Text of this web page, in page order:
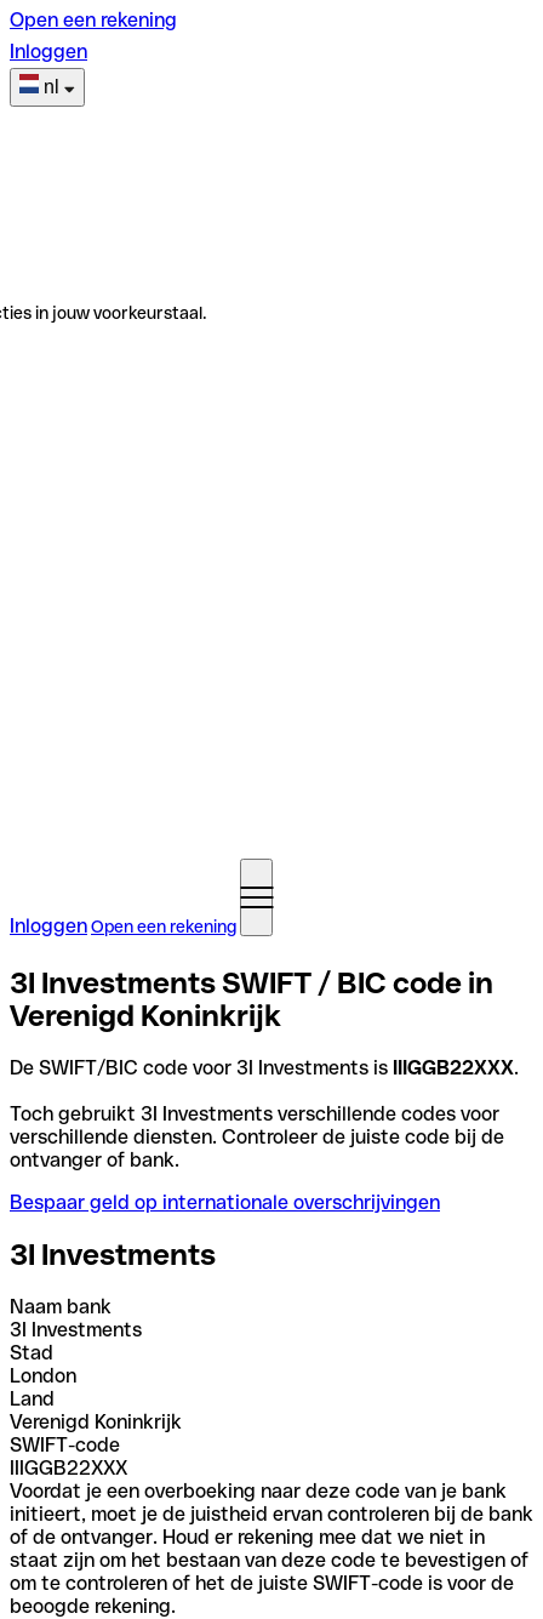
Open een rekening
Inloggen
nl
in jouw voorkeurstaal.
InloggenOpen een rekening
3I Investments SWIFT / BIC code in
Verenigd Koninkrijk
De SWIFT/BIC code voor 3I Investments is IIIGGB22XXX.
Toch gebruikt 3I Investments verschillende codes voor
verschillende diensten. Controleer de juiste code bij de
ontvanger of bank.
Bespaar geld op internationale overschrijvingen
3I Investments
Naam bank
3I Investments
Stad
London
Land
Verenigd Koninkrijk
SWIFT-code
IIIGGB22XXX
Voordat je een overboeking naar deze code van je bank
initieert, moet je de juistheid ervan controleren bij de bank
of de ontvanger. Houd er rekening mee dat we niet in
staat zijn om het bestaan van deze code te bevestigen of
om te controleren of het de juiste SWIFT-code is voor de
beoogde rekening.